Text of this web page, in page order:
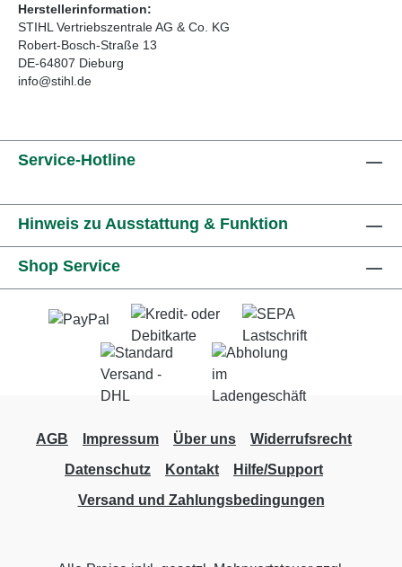
Herstellerinformation:
STIHL Vertriebszentrale AG & Co. KG
Robert-Bosch-Straße 13
DE-64807 Dieburg
info@stihl.de
Service-Hotline
Hinweis zu Ausstattung & Funktion
Shop Service
AGB Impressum Über uns
Widerrufsrecht
Datenschutz
Kontakt
Hilfe/Support
Versand und Zahlungsbedingungen